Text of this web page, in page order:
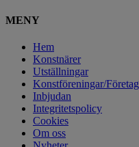
MENY
Hem
Konstnärer
Utställningar
Konstföreningar/Företag
Inbjudan
Integritetspolicy
Cookies
Om oss